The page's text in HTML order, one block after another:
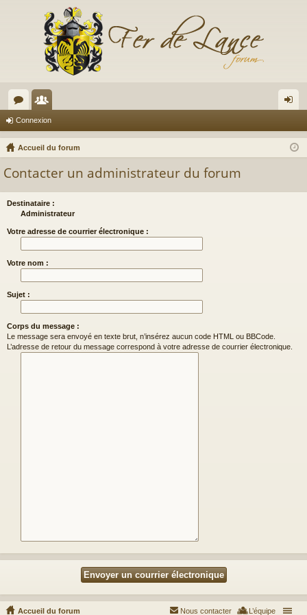
or
u
e
m ne
Connexion
Accueil du forum
Contacter un administrateur du forum
Destinataire :
Administrateur
Votre adresse de courrier électronique :
Votre nom :
Sujet :
Corps du message :
Le message sera envoyé en texte brut, n’insérez aucun code HTML ou BBCode.
L’adresse de retour du message correspond à votre adresse de courrier électronique.
Accueil du forum L’équipe
Nous contacter